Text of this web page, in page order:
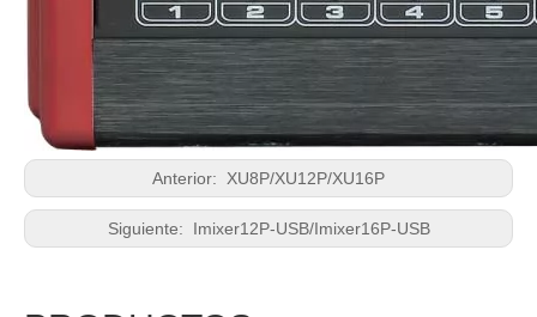
Anterior: XU8P/XU12P/XU16P
Siguiente: Imixer12P-USB/Imixer16P-USB